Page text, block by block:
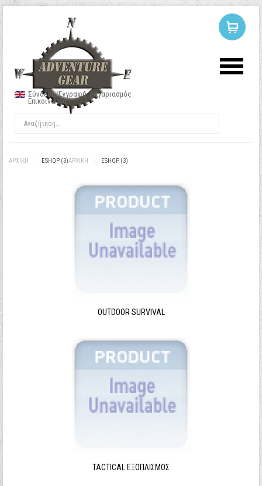
Σύνδεση/Εγγραφή Λογαριασμός
Επικοινωνία
ΑΡΧΙΚΉ ESHOP (3)ΑΡΧΙΚΉ ESHOP (3)
OUTDOOR SURVIVAL
TACTICAL ΕΞΟΠΛΙΣΜΌΣ
ΣΥΝΔΕΣΗ
Κωδικός
Να με θυμάσαι